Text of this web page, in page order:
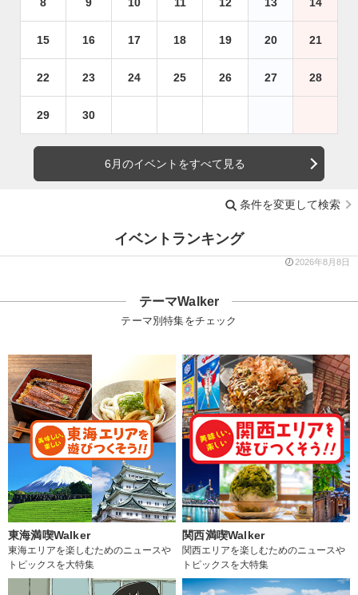
15 16 17 18 19 20 21
22 23 24 25 26 27 28
29 30
6月のイベントをすべて見る
条件を変更して検索
イベントランキング
2026年8月8日
テーマWalker
テーマ別特集をチェック
東海満喫Walker
東海エリアを楽しむためのニュースや
トピックスを大特集
関西満喫Walker
関西エリアを楽しむためのニュースや
トピックスを大特集